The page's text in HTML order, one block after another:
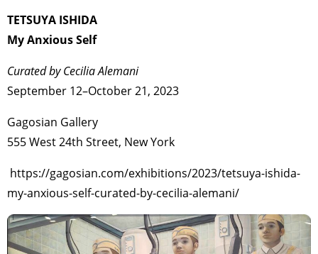
TETSUYA ISHIDA
My Anxious Self
Curated by Cecilia Alemani
September 12–October 21, 2023
Gagosian Gallery
555 West 24th Street, New York
https://gagosian.com/exhibitions/2023/tetsuya-ishida-
my-anxious-self-curated-by-cecilia-alemani/